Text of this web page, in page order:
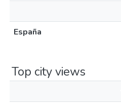
España
Top city views